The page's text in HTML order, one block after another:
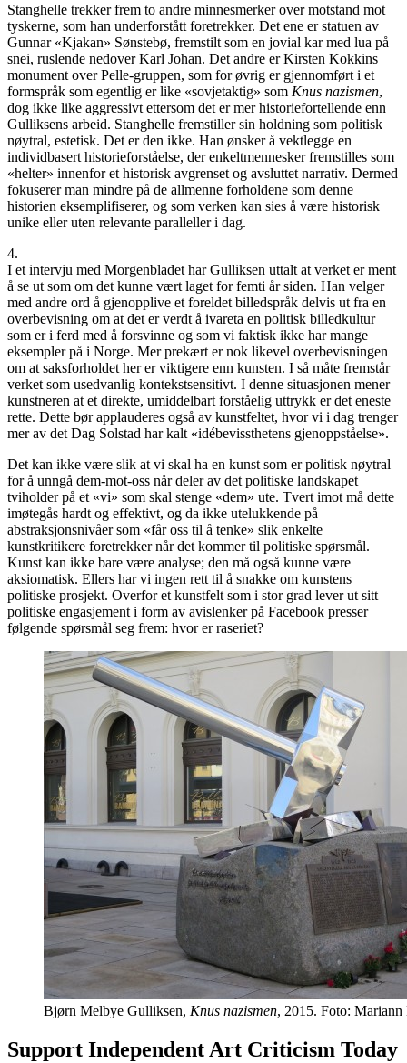
Stanghelle trekker frem to andre minnesmerker over motstand mot
tyskerne, som han underforstått foretrekker. Det ene er statuen av
Gunnar «Kjakan» Sønstebø, fremstilt som en jovial kar med lua på
snei, ruslende nedover Karl Johan. Det andre er Kirsten Kokkins
monument over Pelle-gruppen, som for øvrig er gjennomført i et
formspråk som egentlig er like «sovjetaktig» som Knus nazismen,
dog ikke like aggressivt ettersom det er mer historiefortellende enn
Gulliksens arbeid. Stanghelle fremstiller sin holdning som politisk
nøytral, estetisk. Det er den ikke. Han ønsker å vektlegge en
individbasert historieforståelse, der enkeltmennesker fremstilles som
«helter» innenfor et historisk avgrenset og avsluttet narrativ. Dermed
fokuserer man mindre på de allmenne forholdene som denne
historien eksemplifiserer, og som verken kan sies å være historisk
unike eller uten relevante paralleller i dag.
4.
I et intervju med Morgenbladet har Gulliksen uttalt at verket er ment
å se ut som om det kunne vært laget for femti år siden. Han velger
med andre ord å gjenopplive et foreldet billedspråk delvis ut fra en
overbevisning om at det er verdt å ivareta en politisk billedkultur
som er i ferd med å forsvinne og som vi faktisk ikke har mange
eksempler på i Norge. Mer prekært er nok likevel overbevisningen
om at saksforholdet her er viktigere enn kunsten. I så måte fremstår
verket som usedvanlig kontekstsensitivt. I denne situasjonen mener
kunstneren at et direkte, umiddelbart forståelig uttrykk er det eneste
rette. Dette bør applauderes også av kunstfeltet, hvor vi i dag trenger
mer av det Dag Solstad har kalt «idébevissthetens gjenoppståelse».
Det kan ikke være slik at vi skal ha en kunst som er politisk nøytral
for å unngå dem-mot-oss når deler av det politiske landskapet
tviholder på et «vi» som skal stenge «dem» ute. Tvert imot må dette
imøtegås hardt og effektivt, og da ikke utelukkende på
abstraksjonsnivåer som «får oss til å tenke» slik enkelte
kunstkritikere foretrekker når det kommer til politiske spørsmål.
Kunst kan ikke bare være analyse; den må også kunne være
aksiomatisk. Ellers har vi ingen rett til å snakke om kunstens
politiske prosjekt. Overfor et kunstfelt som i stor grad lever ut sitt
politiske engasjement i form av avislenker på Facebook presser
følgende spørsmål seg frem: hvor er raseriet?
Bjørn Melbye Gulliksen, Knus nazismen, 2015. Foto: Mariann
Support Independent Art Criticism Today